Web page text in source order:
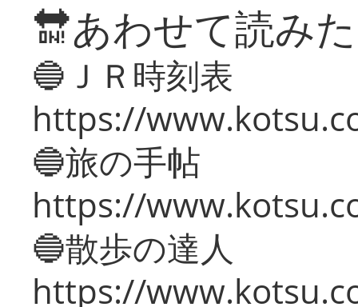
🔛あわせて読み
🔵ＪＲ時刻表
https://
🔵旅の手帖
https://
🔵散歩の達人
https://